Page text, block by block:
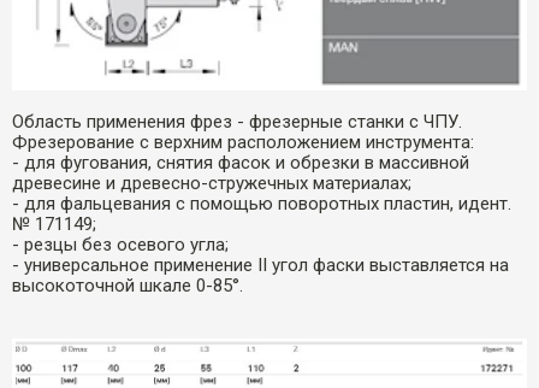
Область применения фрез - фрезерные станки с ЧПУ.
Фрезерование с верхним расположением инструмента:
- для фугования, снятия фасок и обрезки в массивной
древесине и древесно-стружечных материалах;
- для фальцевания с помощью поворотных пластин, идент.
№ 171149;
- резцы без осевого угла;
- универсальное применение ΙΙ угол фаски выставляется на
высокоточной шкале 0-85°.